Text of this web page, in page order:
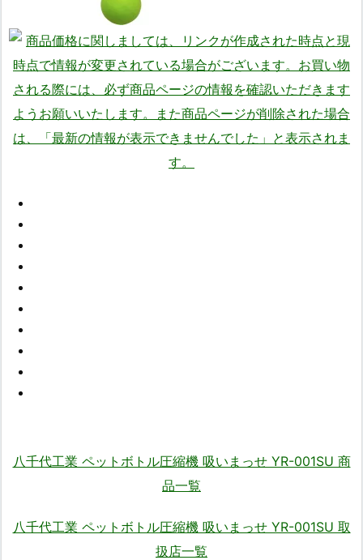
八千代工業 ペットボトル圧縮機 吸いまっせ YR-001SU 商
品一覧
八千代工業 ペットボトル圧縮機 吸いまっせ YR-001SU 取
扱店一覧